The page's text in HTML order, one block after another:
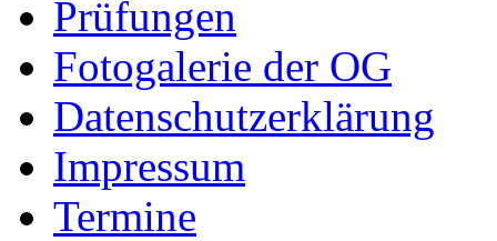
Prüfungen
Fotogalerie der OG
Datenschutzerklärung
Impressum
Termine